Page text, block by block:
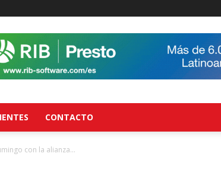
CONTACTO
con la alianza...